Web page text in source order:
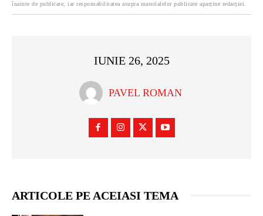
înainte de publicare, iar responsabilitatea asupra materialelor publicate aparține redacției.
IUNIE 26, 2025
PAVEL ROMAN
ARTICOLE PE ACEIASI TEMA